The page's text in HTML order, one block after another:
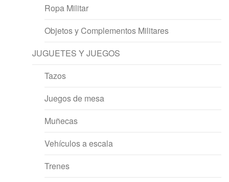
Ropa Militar
Objetos y Complementos Militares
JUGUETES Y JUEGOS
Tazos
Juegos de mesa
Muñecas
Vehículos a escala
Trenes